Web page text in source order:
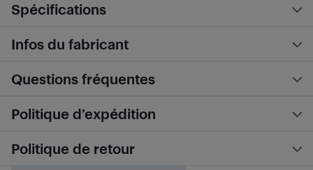
Spécifications
Infos du fabricant
Questions fréquentes
Politique d’expédition
Politique de retour